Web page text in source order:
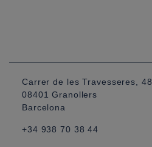
Carrer de les Travesseres, 48
08401 Granollers
Barcelona
+34 938 70 38 44